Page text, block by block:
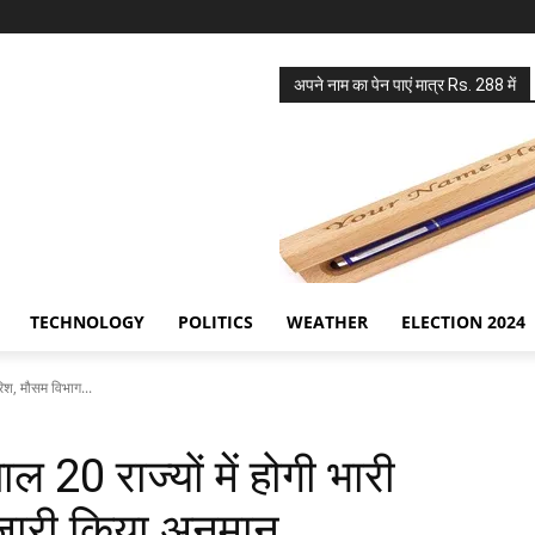
अपने नाम का पेन पाएं मात्र Rs. 288 में
TECHNOLOGY POLITICS WEATHER ELECTION 2024
मौसम विभाग...
राज्यों में होगी भारी